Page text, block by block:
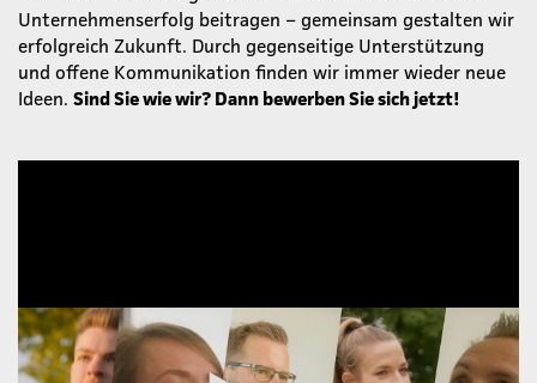
Unternehmenserfolg beitragen – gemeinsam gestalten wir
erfolgreich Zukunft. Durch gegenseitige Unterstützung
und offene Kommunikation finden wir immer wieder neue
Ideen. Sind Sie wie wir? Dann bewerben Sie sich jetzt!